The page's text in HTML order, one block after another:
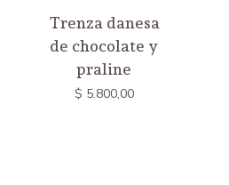
Trenza danesa
de chocolate y
praline
$ 5.800,00